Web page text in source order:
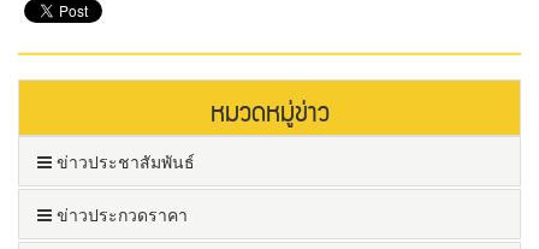
หมวดหมู่ข่าว
ข่าวประชาสัมพันธ์
ข่าวประกวดราคา